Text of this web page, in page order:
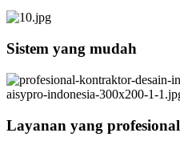
Sistem yang mudah
Layanan yang profesional